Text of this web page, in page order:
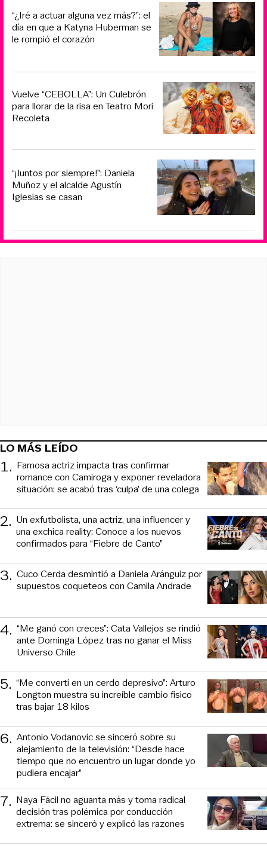
“¿Iré a actuar alguna vez más?”: el
día en que a Katyna Huberman se
le rompió el corazón
Vuelve “CEBOLLA”: Un Culebrón
para llorar de la risa en Teatro Mori
Recoleta
“¡Juntos por siempre!”: Daniela
Muñoz y el alcalde Agustín
Iglesias se casan
LO MÁS LEÍDO
1. Famosa actriz impacta tras confirmar
romance con Camiroga y exponer reveladora
situación: se acabó tras ‘culpa’ de una colega
2. Un exfutbolista, una actriz, una influencer y
una exchica reality: Conoce a los nuevos
confirmados para “Fiebre de Canto”
3. Cuco Cerda desmintió a Daniela Aránguiz por
supuestos coqueteos con Camila Andrade
4. “Me ganó con creces”: Cata Vallejos se rindió
ante Dominga López tras no ganar el Miss
Universo Chile
5. “Me convertí en un cerdo depresivo”: Arturo
Longton muestra su increíble cambio físico
tras bajar 18 kilos
6. Antonio Vodanovic se sinceró sobre su
alejamiento de la televisión: “Desde hace
tiempo que no encuentro un lugar donde yo
pudiera encajar”
7. Naya Fácil no aguanta más y toma radical
decisión tras polémica por conducción
extrema: se sinceró y explicó las razones